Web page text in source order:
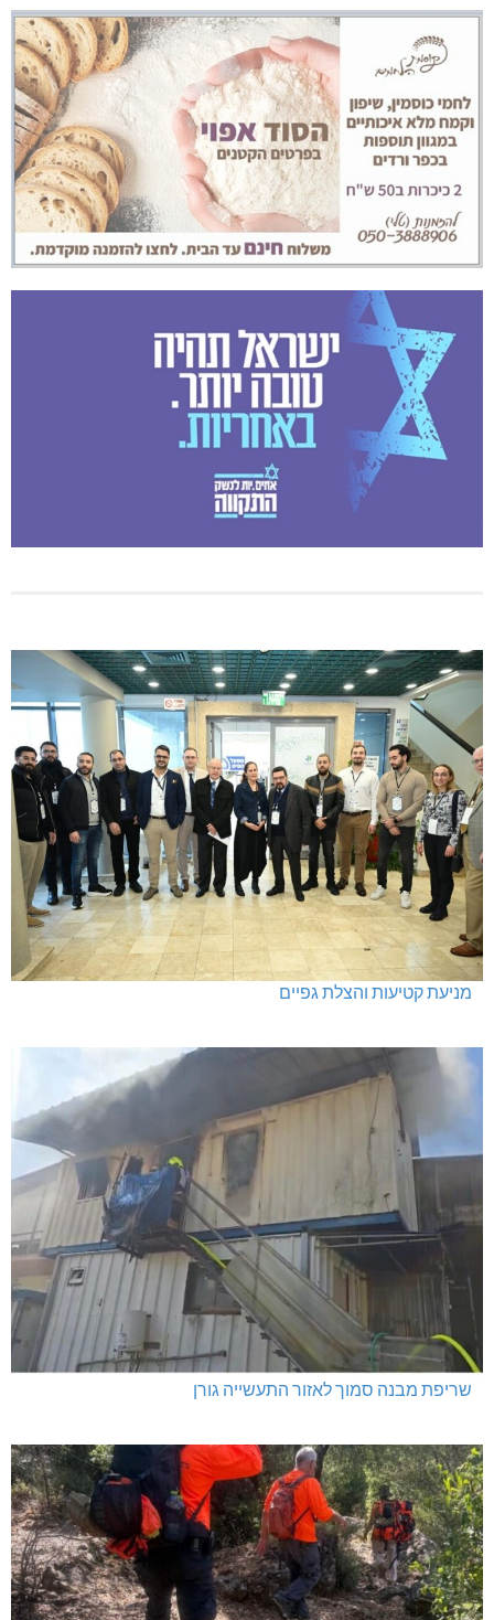
מניעת קטיעות והצלת גפיים
שריפת מבנה סמוך לאזור התעשייה גורן